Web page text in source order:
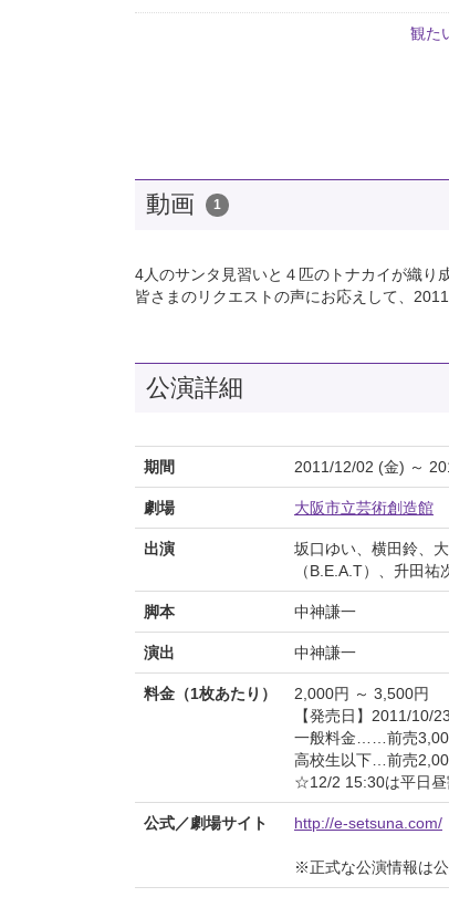
観た
動画 1
4人のサンタ見習いと４匹のトナカイが織り
皆さまのリクエストの声にお応えして、
公演詳細
期間 2011/12/02 (金) ～
劇場 大阪市立芸術創造館
出演
坂口ゆい、横田鈴、
（B.E.A.T）、升田
脚本 中神謙一
演出 中神謙一
料金（1枚あたり）
2,000円 ～ 3,500円
【発売日】2011/10/23
一般料金……前売
高校生以下…前売
☆12/2 15:30は平日昼
公式／劇場サイト http://e-setsuna.com/
※正式な公演情報は公